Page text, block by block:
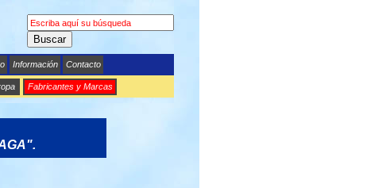
Buscar
Información Contacto
Fabricantes y Marcas